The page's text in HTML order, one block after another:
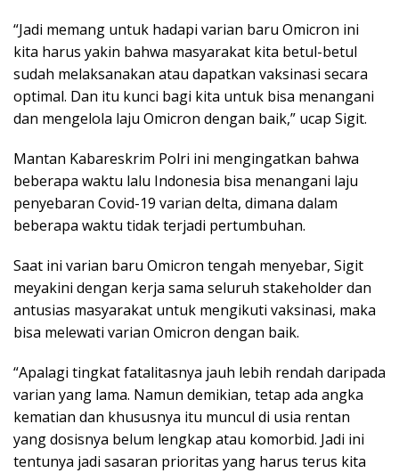
“Jadi memang untuk hadapi varian baru Omicron ini
kita harus yakin bahwa masyarakat kita betul-betul
sudah melaksanakan atau dapatkan vaksinasi secara
optimal. Dan itu kunci bagi kita untuk bisa menangani
dan mengelola laju Omicron dengan baik,” ucap Sigit.
Mantan Kabareskrim Polri ini mengingatkan bahwa
beberapa waktu lalu Indonesia bisa menangani laju
penyebaran Covid-19 varian delta, dimana dalam
beberapa waktu tidak terjadi pertumbuhan.
Saat ini varian baru Omicron tengah menyebar, Sigit
meyakini dengan kerja sama seluruh stakeholder dan
antusias masyarakat untuk mengikuti vaksinasi, maka
bisa melewati varian Omicron dengan baik.
“Apalagi tingkat fatalitasnya jauh lebih rendah daripada
varian yang lama. Namun demikian, tetap ada angka
kematian dan khususnya itu muncul di usia rentan
yang dosisnya belum lengkap atau komorbid. Jadi ini
tentunya jadi sasaran prioritas yang harus terus kita